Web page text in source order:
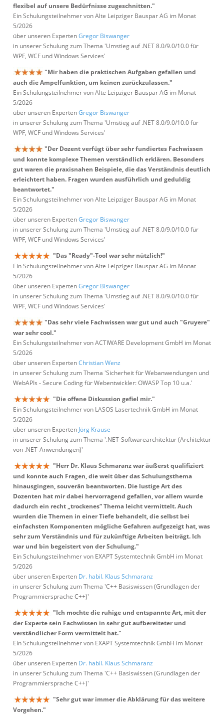
flexibel auf unsere Bedürfnisse zugeschnitten."
Ein Schulungsteilnehmer von Alte Leipziger Bauspar AG im Monat
5/2026
über unseren ExpertenGregor Biswanger
in unserer Schulung zum Thema 'Umstieg auf .NET 8.0/9.0/10.0 für
WPF, WCF und Windows Services'
"Mir haben die praktischen Aufgaben gefallen und
auch die Ampelfunktion, um keinen zurückzulassen."
Ein Schulungsteilnehmer von Alte Leipziger Bauspar AG im Monat
5/2026
über unseren ExpertenGregor Biswanger
in unserer Schulung zum Thema 'Umstieg auf .NET 8.0/9.0/10.0 für
WPF, WCF und Windows Services'
"Der Dozent verfügt über sehr fundiertes Fachwissen
und konnte komplexe Themen verständlich erklären. Besonders
gut waren die praxisnahen Beispiele, die das Verständnis deutlich
erleichtert haben. Fragen wurden ausführlich und geduldig
beantwortet."
Ein Schulungsteilnehmer von Alte Leipziger Bauspar AG im Monat
5/2026
über unseren ExpertenGregor Biswanger
in unserer Schulung zum Thema 'Umstieg auf .NET 8.0/9.0/10.0 für
WPF, WCF und Windows Services'
"Das "Ready"-Tool war sehr nützlich!"
Ein Schulungsteilnehmer von Alte Leipziger Bauspar AG im Monat
5/2026
über unseren ExpertenGregor Biswanger
in unserer Schulung zum Thema 'Umstieg auf .NET 8.0/9.0/10.0 für
WPF, WCF und Windows Services'
"Das sehr viele Fachwissen war gut und auch "Gruyere"
war sehr cool."
Ein Schulungsteilnehmer von ACTIWARE Development GmbH im Monat
5/2026
über unseren ExpertenChristian Wenz
in unserer Schulung zum Thema 'Sicherheit für Webanwendungen und
WebAPIs - Secure Coding für Webentwickler: OWASP Top 10 u.a.'
"Die offene Diskussion gefiel mir."
Ein Schulungsteilnehmer von LASOS Lasertechnik GmbH im Monat
5/2026
über unseren Experten Jörg Krause
in unserer Schulung zum Thema '.NET-Softwarearchitektur (Architektur
von .NET-Anwendungen)'
"Herr Dr. Klaus Schmaranz war äußerst qualifiziert
und konnte auch Fragen, die weit über das Schulungsthema
hinausgingen, souverän beantworten. Die lustige Art des
Dozenten hat mir dabei hervorragend gefallen, vor allem wurde
dadurch ein recht „trockenes“ Thema leicht vermittelt. Auch
wurden die Themen in einer Tiefe behandelt, die selbst bei
einfachsten Komponenten mögliche Gefahren aufgezeigt hat, was
sehr zum Verständnis und für zukünftige Arbeiten beiträgt. Ich
war und bin begeistert von der Schulung."
Ein Schulungsteilnehmer von EXAPT Systemtechnik GmbH im Monat
5/2026
über unseren Experten Dr. habil. Klaus Schmaranz
in unserer Schulung zum Thema 'C++ Basiswissen (Grundlagen der
Programmiersprache C++)'
"Ich mochte die ruhige und entspannte Art, mit der
der Experte sein Fachwissen in sehr gut aufbereiteter und
verständlicher Form vermittelt hat."
Ein Schulungsteilnehmer von EXAPT Systemtechnik GmbH im Monat
5/2026
über unseren Experten Dr. habil. Klaus Schmaranz
in unserer Schulung zum Thema 'C++ Basiswissen (Grundlagen der
Programmiersprache C++)'
"Sehr gut war immer die Abklärung für das weitere
Vorgehen."